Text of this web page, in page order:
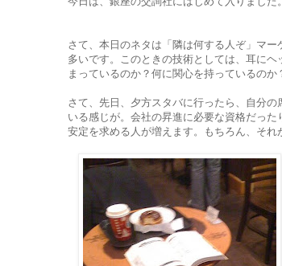
さて、本日のネタは「隣は何する人ぞ」マ
多いです。このときの技術としては、耳に
まっているのか？何に関心を持っているの
さて、先日、夕方スタバに行ったら、自分
いる感じが。会社の昇進に必要な資格だっ
安定を求める人が増えます。もちろん、そ